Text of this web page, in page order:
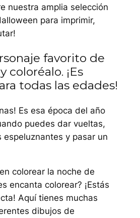
nuestra amplia selección
para imprimir,
favorito de
coloréalo. ¡Es
todas las edades!
Es esa época del año
puedes dar vueltas,
espeluznantes y pasar un
colorear la noche de
encanta colorear? ¡Estás
Aquí tienes muchas
dibujos de